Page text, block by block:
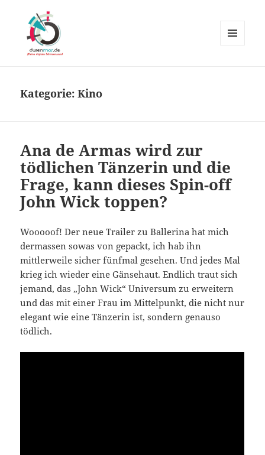
Kategorie:Kino
Ana de Armas wird zur
tödlichen Tänzerin und die
Frage, kann dieses Spin-off
John Wick toppen?
Wooooof! Der neue Trailer zu Ballerina hat mich
dermassen sowas von gepackt, ich hab ihn
mittlerweile sicher fünfmal gesehen. Und jedes Mal
krieg ich wieder eine Gänsehaut. Endlich traut sich
jemand, das „John Wick“ Universum zu erweitern
und das mit einer Frau im Mittelpunkt, die nicht nur
elegant wie eine Tänzerin ist, sondern genauso
tödlich.